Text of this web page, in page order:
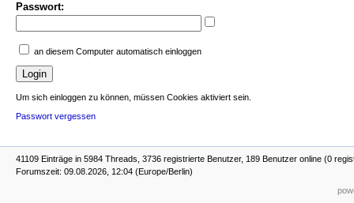
Passwort:
an diesem Computer automatisch einloggen
Um sich einloggen zu können, müssen Cookies aktiviert sein.
Passwort vergessen
41109 Einträge in 5984 Threads, 3736 registrierte Benutzer, 189 Benutzer online (0
Forumszeit: 09.08.2026, 12:04 (Europe/Berlin)